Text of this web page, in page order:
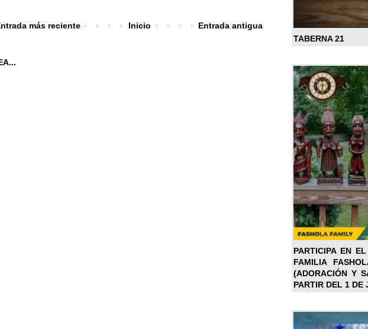
más reciente Entrada antigua
Inicio
TABERNA 21
PARTICIPA EN
FAMILIA
(ADORACIÓN Y
PARTIR DEL 1 DE